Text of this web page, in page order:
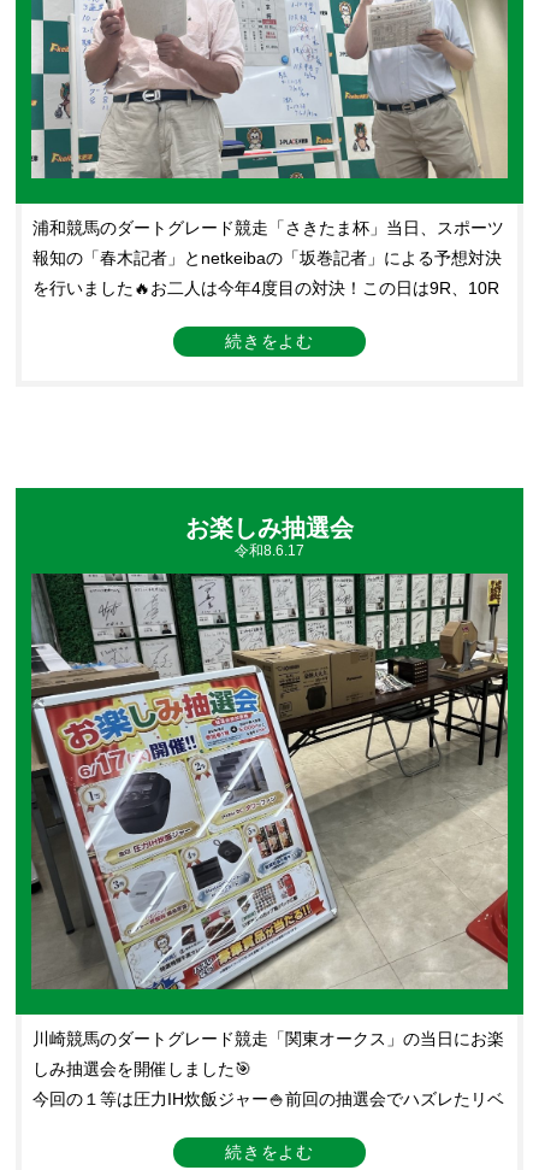
浦和競馬のダートグレード競走「さきたま杯」当日、スポーツ
報知の「春木記者」とnetkeibaの「坂巻記者」による予想対決
を行いました🔥お二人は今年4度目の対決！この日は9R、10R
連複をダブルで的中して一矢報いましたが及びませんでした💦
お楽しみ抽選会
令和8.6.17
川崎競馬のダートグレード競走「関東オークス」の当日にお楽
しみ抽選会を開催しました🎯
今回の１等は圧力IH炊飯ジャー🍚前回の抽選会でハズレたリベ
🔥いい賞品が当たったお客様はもちろん、参加賞のパックご